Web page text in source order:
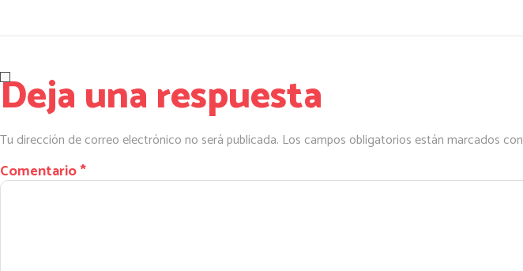
Deja una respuesta
Tu dirección de correo electrónico no será publicada. Los campos obligatorios están marcados con
Comentario*